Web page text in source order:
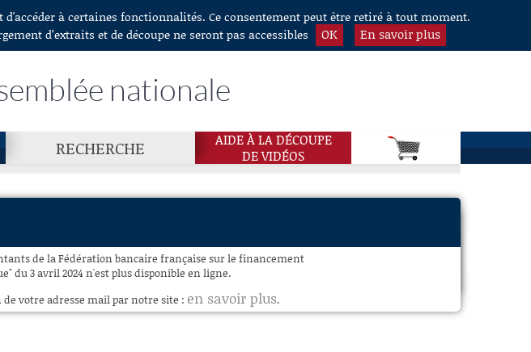
à certaines fonctionnalités. Ce consentement peut être retiré à tout moment.
d’extraits et de découpe ne seront pas accessibles
OK En savoir plus
nationale
RECHERCHE
AIDE À LA DÉCOUPE
DE VIDÉOS
de la Fédération bancaire française sur le financement
du 3 avril 2024 n'est plus disponible en ligne.
de votre adresse mail par notre site : en savoir plus.